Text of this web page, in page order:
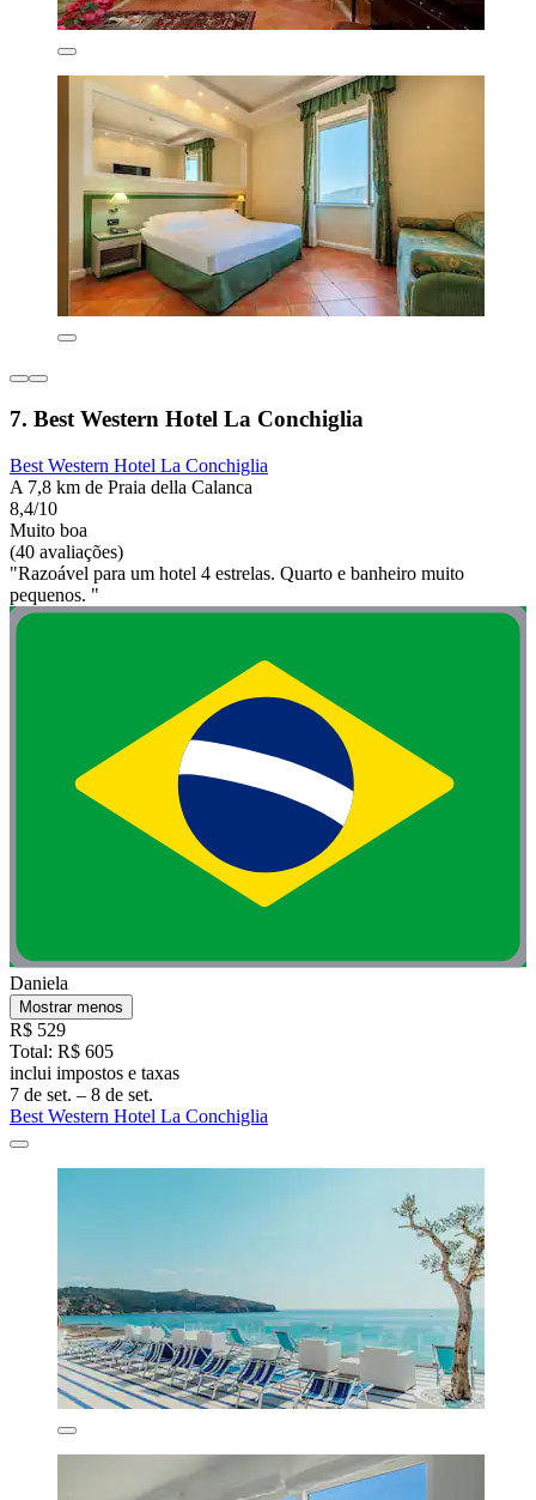
7. Best Western Hotel La Conchiglia
Best Western Hotel La Conchiglia
A 7,8 km de Praia della Calanca
8,4/10
Muito boa
(40 avaliações)
"Razoável para um hotel 4 estrelas. Quarto e banheiro muito
pequenos. "
Daniela
Mostrar menos
R$ 529
Total: R$ 605
inclui impostos e taxas
7 de set. – 8 de set.
Best Western Hotel La Conchiglia